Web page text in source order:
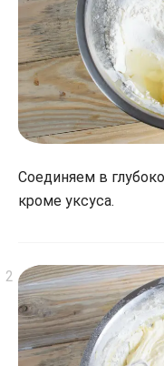
Соединяем в
кроме уксуса.